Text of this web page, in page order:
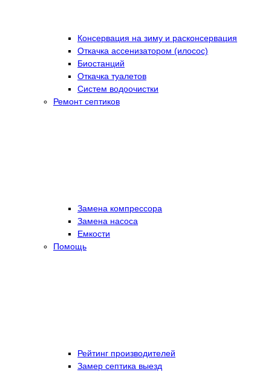
Консервация на зиму и расконсервация
Откачка ассенизатором (илосос)
Биостанций
Откачка туалетов
Систем водоочистки
Ремонт септиков
Замена компрессора
Замена насоса
Емкости
Помощь
Рейтинг производителей
Замер септика выезд